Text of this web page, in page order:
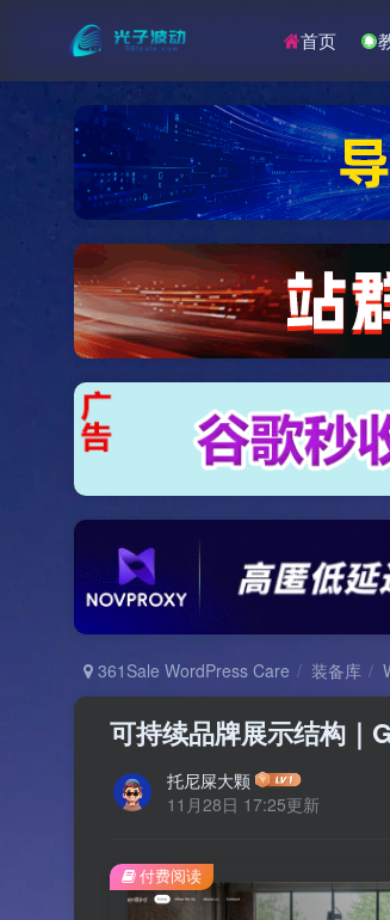
首页
361Sale WordPress Care 装备库
可持续品牌展示结构
托尼屎大颗
11月28日 17:25更新
付费阅读